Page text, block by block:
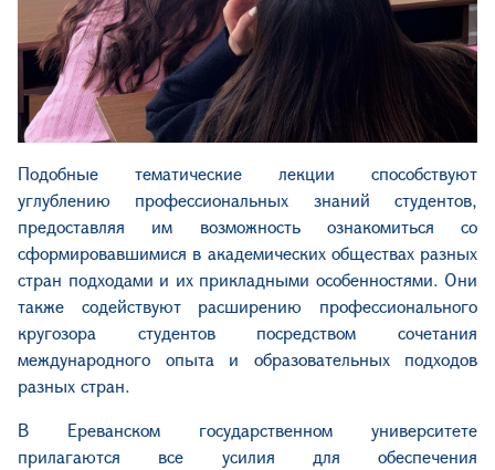
Подобные тематические лекции способствуют
углублению профессиональных знаний студентов,
предоставляя им возможность ознакомиться со
сформировавшимися в академических обществах разных
стран подходами и их прикладными особенностями. Они
также содействуют расширению профессионального
кругозора студентов посредством сочетания
международного опыта и образовательных подходов
разных стран.
В Ереванском государственном университете
прилагаются все усилия для обеспечения